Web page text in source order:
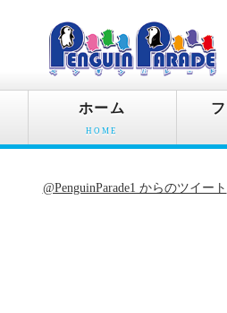
ホーム
HOME
@PenguinParade1 からのツイート